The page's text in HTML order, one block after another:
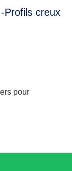
Profils creux
pour